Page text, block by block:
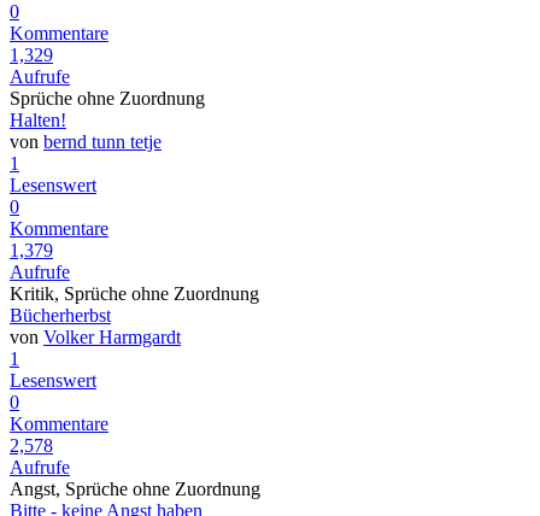
0
Kommentare
1,329
Aufrufe
Sprüche ohne Zuordnung
Halten!
von bernd tunn tetje
1
Lesenswert
0
Kommentare
1,379
Aufrufe
Kritik, Sprüche ohne Zuordnung
Bücherherbst
von Volker Harmgardt
1
Lesenswert
0
Kommentare
2,578
Aufrufe
Angst, Sprüche ohne Zuordnung
Bitte - keine Angst haben